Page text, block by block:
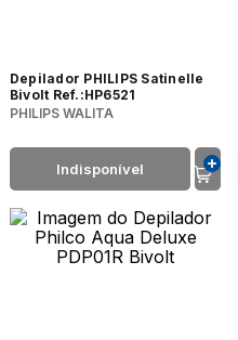
Depilador PHILIPS Satinelle
Bivolt Ref.:HP6521
PHILIPS WALITA
Indisponível